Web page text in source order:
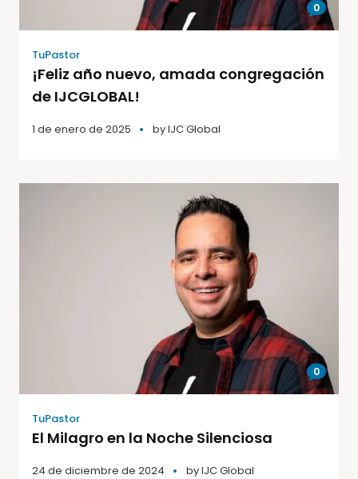
0
TuPastor
¡Feliz año nuevo, amada congregación
de IJCGLOBAL!
1 de enero de 2025 byIJC Global
0
TuPastor
El Milagro en la Noche Silenciosa
24 de diciembre de 2024 byIJC Global